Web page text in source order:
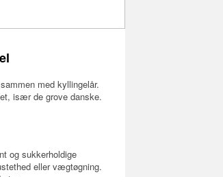
med kyllingelår.
især de grove danske.
og sukkerholdige
eller vægtøgning.